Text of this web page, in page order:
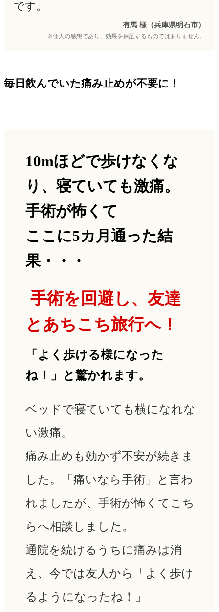
です。
有馬 様（兵庫県明石市）
※個人の感想であり、効果を保証するものではありません。
毎日飲んでいた痛み止めが不要に！
10mほどで歩けなくな
り、寝ていても激痛。
手術が怖くて
ここに5カ月通った結
果・・・
手術を回避し、友達
とあちこち旅行へ！
「よく歩ける様になった
ね！」と驚かれます。
ベッドで寝ていても横になれな
い激痛。
痛み止めも効かず不安が続きま
した。「痛いなら手術」と言わ
れましたが、 手術が怖くてこち
らへ相談しました。
通院を続けるうちに痛みは消
え、 今では友人から
「よく歩け
るようになったね！」